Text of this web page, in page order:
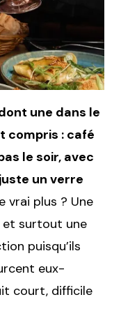
une dans le
compris : café
le soir, avec
un verre
vrai plus ? Une
et surtout une
puisqu’ils
eux-
court, difficile